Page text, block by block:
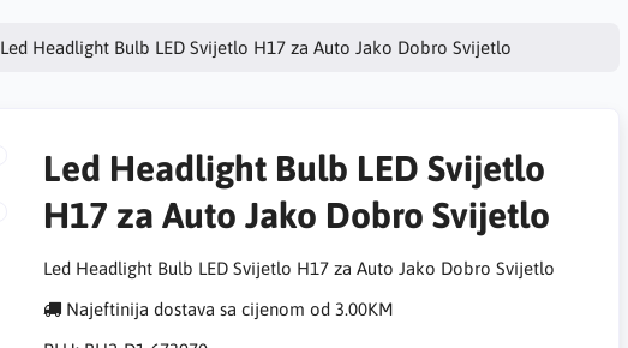
Led Headlight Bulb LED Svijetlo H17 za Auto Jako Dobro Svijetlo
Led Headlight Bulb LED Svijetlo
H17 za Auto Jako Dobro Svijetlo
Led Headlight Bulb LED Svijetlo H17 za Auto Jako Dobro Svijetlo
Najeftinija dostava sa cijenom od 3.00KM